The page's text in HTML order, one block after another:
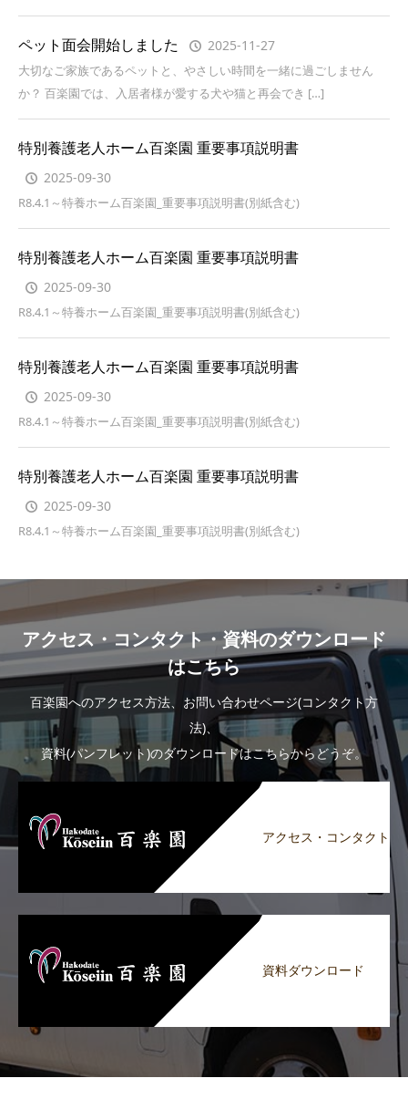
ペット面会開始しました 2025-11-27
大切なご家族であるペットと、やさしい時間を一緒に過ごしません
か？ 百楽園では、入居者様が愛する犬や猫と再会でき […]
特別養護老人ホーム百楽園 重要事項説明書
2025-09-30
R8.4.1～特養ホーム百楽園_重要事項説明書(別紙含む)
特別養護老人ホーム百楽園 重要事項説明書
2025-09-30
R8.4.1～特養ホーム百楽園_重要事項説明書(別紙含む)
特別養護老人ホーム百楽園 重要事項説明書
2025-09-30
R8.4.1～特養ホーム百楽園_重要事項説明書(別紙含む)
特別養護老人ホーム百楽園 重要事項説明書
2025-09-30
R8.4.1～特養ホーム百楽園_重要事項説明書(別紙含む)
アクセス・コンタクト・資料のダウンロード
はこちら
百楽園へのアクセス方法、お問い合わせページ(コンタクト方
法)、
資料(パンフレット)のダウンロードはこちらからどうぞ。
アクセス・コンタクト
資料ダウンロード